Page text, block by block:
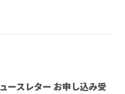
ースレター お申し込み受